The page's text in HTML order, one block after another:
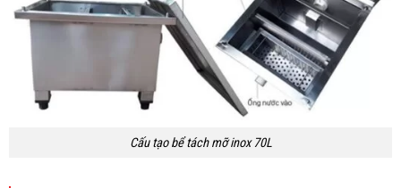
Cấu tạo bể tách mỡ inox 70L